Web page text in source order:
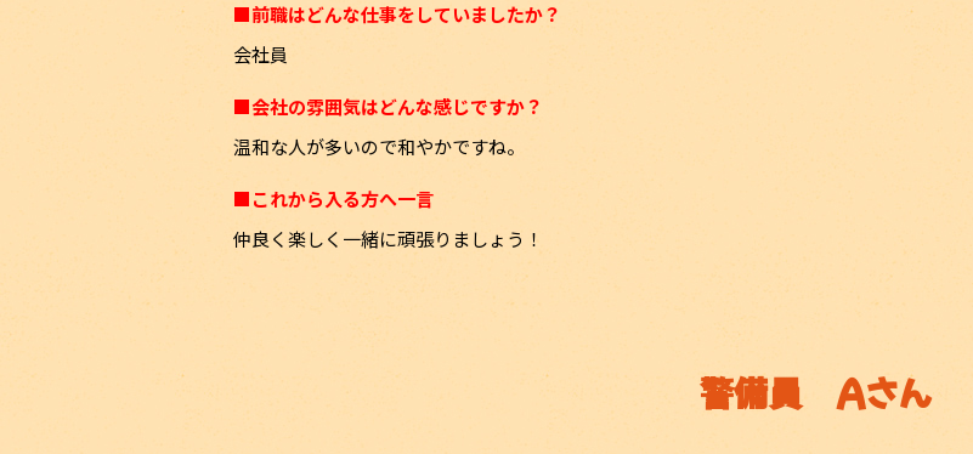
■前職はどんな仕事をしていましたか？
会社員
■会社の雰囲気はどんな感じですか？
温和な人が多いので和やかですね。
■これから入る方へ一言
仲良く楽しく一緒に頑張りましょう！
警備員 Aさん